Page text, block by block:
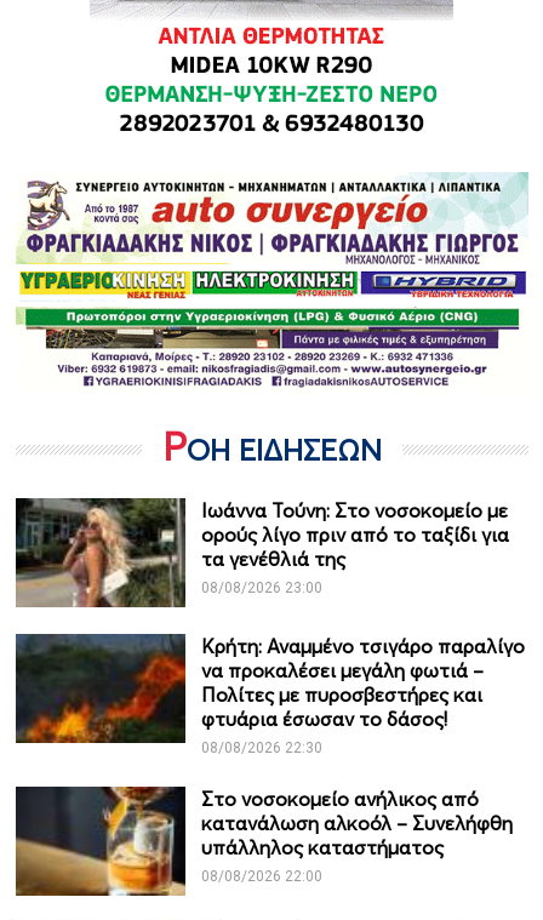
ΡΟΗ ΕΙΔΗΣΕΩΝ
Ιωάννα Τούνη: Στο νοσοκομείο με
ορούς λίγο πριν από το ταξίδι για
τα γενέθλιά της
08/08/2026 23:00
Κρήτη: Αναμμένο τσιγάρο παραλίγο
να προκαλέσει μεγάλη φωτιά –
Πολίτες με πυροσβεστήρες και
φτυάρια έσωσαν το δάσος!
08/08/2026 22:30
Στο νοσοκομείο ανήλικος από
κατανάλωση αλκοόλ – Συνελήφθη
υπάλληλος καταστήματος
08/08/2026 22:00